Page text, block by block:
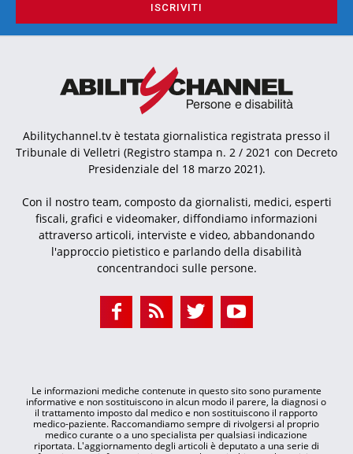
ISCRIVITI
Abilitychannel.tv è testata giornalistica registrata presso il
Tribunale di Velletri (Registro stampa n. 2 / 2021 con Decreto
Presidenziale del 18 marzo 2021).
Con il nostro team, composto da giornalisti, medici, esperti
fiscali, grafici e videomaker, diffondiamo informazioni
attraverso articoli, interviste e video, abbandonando
l'approccio pietistico e parlando della disabilità
concentrandoci sulle persone.
Le informazioni mediche contenute in questo sito sono puramente
informative e non sostituiscono in alcun modo il parere, la diagnosi o
il trattamento imposto dal medico e non sostituiscono il rapporto
medico-paziente. Raccomandiamo sempre di rivolgersi al proprio
medico curante o a uno specialista per qualsiasi indicazione
riportata. L'aggiornamento degli articoli è deputato a una serie di